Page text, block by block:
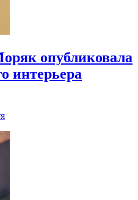
опубликовала
интерьера